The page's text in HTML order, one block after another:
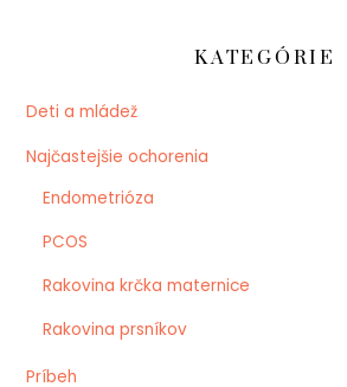
KATEGÓRIE
Deti a mládež
Najčastejšie ochorenia
Endometrióza
PCOS
Rakovina krčka maternice
Rakovina prsníkov
Príbeh